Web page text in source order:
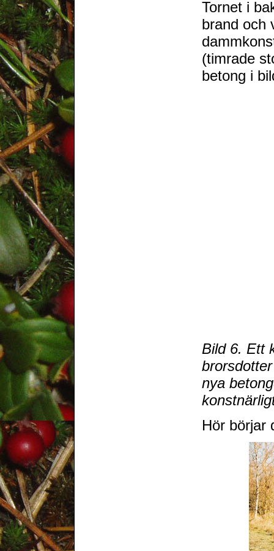
Tornet i
brand och
(timrade
betong i
Bild 6. Ett
nya
Hör börjar